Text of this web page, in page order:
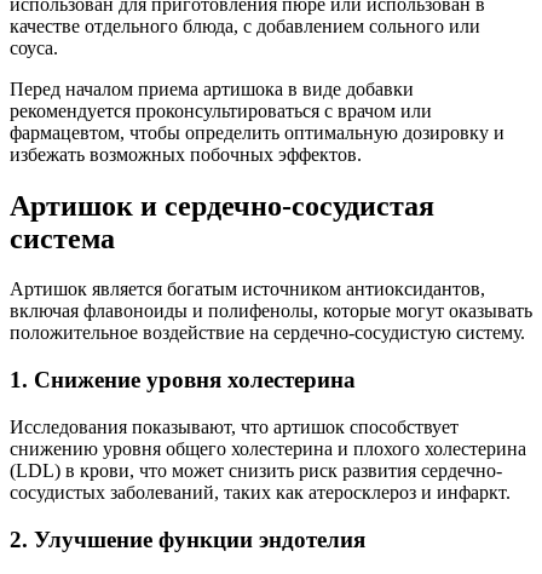
качестве отдельного блюда, с добавлением сольного или
соуса.
Перед началом приема артишока в виде добавки
рекомендуется проконсультироваться с врачом или
фармацевтом, чтобы определить оптимальную дозировку и
избежать возможных побочных эффектов.
Артишок и сердечно-сосудистая
система
Артишок является богатым источником антиоксидантов,
включая флавоноиды и полифенолы, которые могут оказывать
положительное воздействие на сердечно-сосудистую систему.
1. Снижение уровня холестерина
Исследования показывают, что артишок способствует
снижению уровня общего холестерина и плохого холестерина
(LDL) в крови, что может снизить риск развития сердечно-
сосудистых заболеваний, таких как атеросклероз и инфаркт.
2. Улучшение функции эндотелия